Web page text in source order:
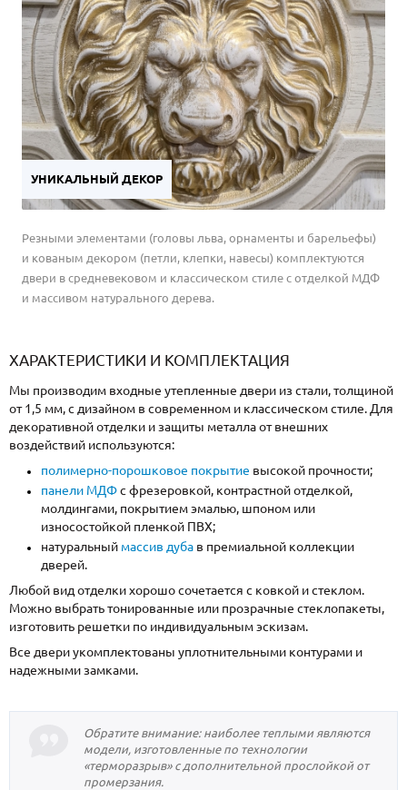
УНИКАЛЬНЫЙ ДЕКОР
Резными элементами (головы льва, орнаменты и барельефы)
и кованым декором (петли, клепки, навесы) комплектуются
двери в средневековом и классическом стиле с отделкой МДФ
и массивом натурального дерева.
ХАРАКТЕРИСТИКИ И КОМПЛЕКТАЦИЯ
Мы производим входные утепленные двери из стали, толщиной
от 1,5 мм, с дизайном в современном и классическом стиле. Для
декоративной отделки и защиты металла от внешних
воздействий используются:
полимерно-порошковое покрытие высокой прочности;
панели МДФс фрезеровкой, контрастной отделкой,
молдингами, покрытием эмалью, шпоном или
износостойкой пленкой ПВХ;
натуральный массив дуба в премиальной коллекции
дверей.
Любой вид отделки хорошо сочетается с ковкой и стеклом.
Можно выбрать тонированные или прозрачные стеклопакеты,
изготовить решетки по индивидуальным эскизам.
Все двери укомплектованы уплотнительными контурами и
надежными замками.
Обратите внимание: наиболее теплыми являются
модели, изготовленные по технологии
«терморазрыв» с дополнительной прослойкой от
промерзания.